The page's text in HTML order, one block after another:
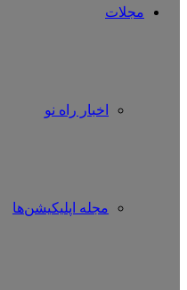
مجلات
اخبار راه نو
مجله اپلیکیشن‌ها